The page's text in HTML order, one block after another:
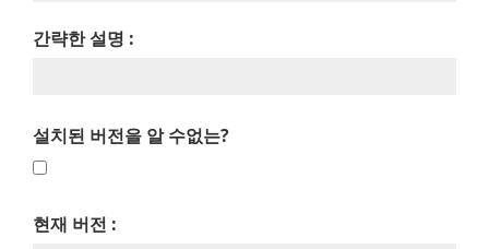
간략한 설명 :
설치된 버전을 알 수없는?
현재 버전 :